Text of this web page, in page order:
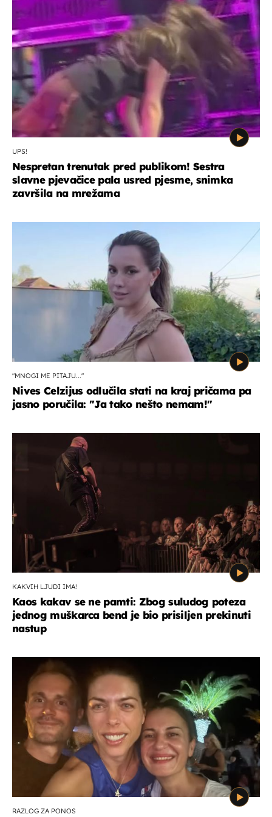
UPS!
Nespretan trenutak pred publikom! Sestra
slavne pjevačice pala usred pjesme, snimka
završila na mrežama
"MNOGI ME PITAJU..."
Nives Celzijus odlučila stati na kraj pričama pa
jasno poručila: "Ja tako nešto nemam!"
KAKVIH LJUDI IMA!
Kaos kakav se ne pamti: Zbog suludog poteza
jednog muškarca bend je bio prisiljen prekinuti
nastup
RAZLOG ZA PONOS